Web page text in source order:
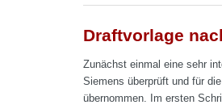
Draftvorlage
Zunächst einmal eine sehr
Siemens überprüft und für
übernommen. Im ersten